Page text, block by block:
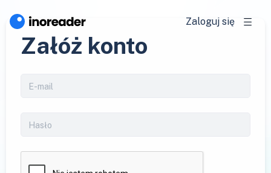
Zaloguj się
Załóż konto